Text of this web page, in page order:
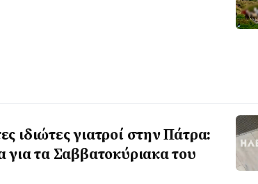
ιδιώτες γιατροί στην Πάτρα:
τα Σαββατοκύριακα του